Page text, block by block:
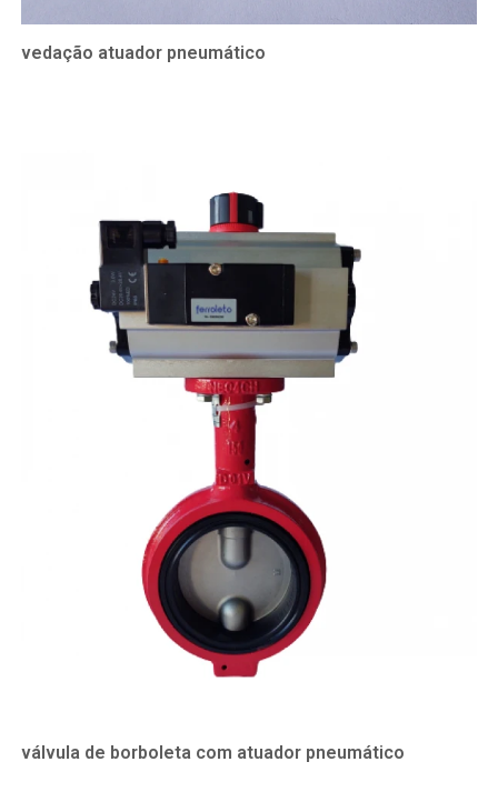
vedação atuador pneumático
válvula de borboleta com atuador pneumático